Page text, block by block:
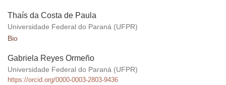
Thaís da Costa de Paula
Universidade Federal do Paraná (UFPR)
Bio
Gabriela Reyes Ormeño
Universidade Federal do Paraná (UFPR)
https://orcid.org/0000-0003-2803-9436